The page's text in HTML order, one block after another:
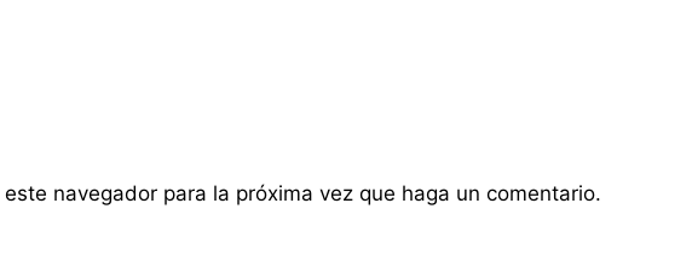
navegador para la próxima vez que haga un comentario.